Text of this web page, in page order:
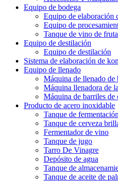
Equipo de bodega
Equipo de elaboración
Equipo de
Tanque de vino de
Equipo de destilación
Equipo de destilación
Sistema de elaboración de
Equipo de llenado
Máquina de llenado de
Máquina llenadora de
Máquina de barriles de
Producto de acero inoxidable
Tanque de
Tanque de cerveza
Fermentador de vino
Tanque de jugo
Tarro De Vinagre
Depósito de agua
Tanque de
Tanque de aceite de